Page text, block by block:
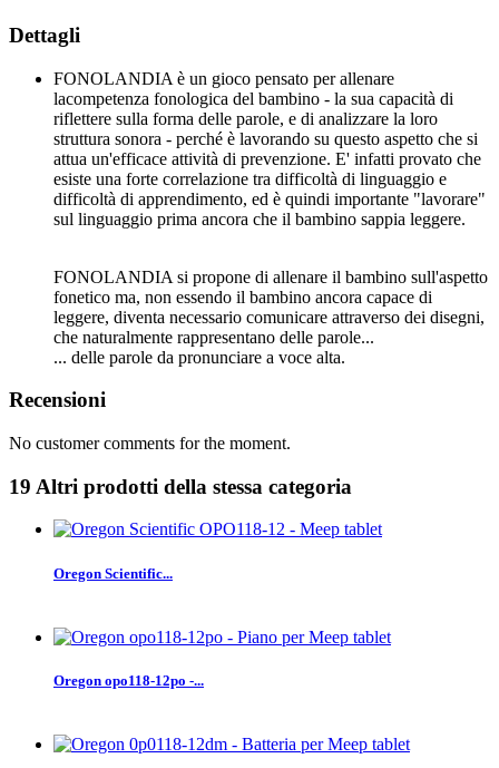
Dettagli
FONOLANDIA è un gioco pensato per allenare
lacompetenza fonologica del bambino - la sua capacità di
riflettere sulla forma delle parole, e di analizzare la loro
struttura sonora - perché è lavorando su questo aspetto che si
attua un'efficace attività di prevenzione. E' infatti provato che
esiste una forte correlazione tra difficoltà di linguaggio e
difficoltà di apprendimento, ed è quindi importante "lavorare"
sul linguaggio prima ancora che il bambino sappia leggere.
FONOLANDIA si propone di allenare il bambino sull'aspetto
fonetico ma, non essendo il bambino ancora capace di
leggere, diventa necessario comunicare attraverso dei disegni,
che naturalmente rappresentano delle parole...
... delle parole da pronunciare a voce alta.
Recensioni
No customer comments for the moment.
19 Altri prodotti della stessa categoria
Oregon Scientific...
Oregon opo118-12po -...